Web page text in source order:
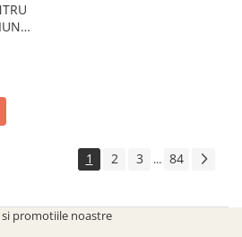
1 2 3 ... 84
promotiile noastre